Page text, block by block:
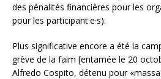
des pénalités financières pour les
pour les participant·e·s).
Plus significative encore a été la
grève de la faim [entamée le 20
Alfredo Cospito, détenu pour